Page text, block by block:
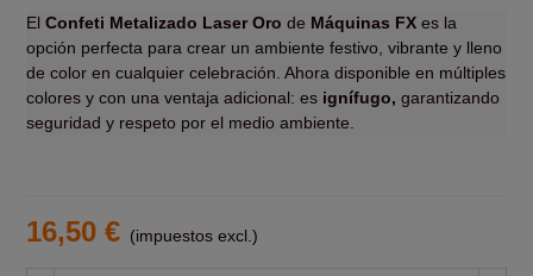
El Confeti Metalizado Laser Oro de Máquinas FXes la
opción perfecta para crear un ambiente festivo, vibrante y lleno
de color en cualquier celebración. Ahora disponible en múltiples
colores y con una ventaja adicional: es ignífugo, garantizando
seguridad y respeto por el medio ambiente.
16,50 € (impuestos excl.)